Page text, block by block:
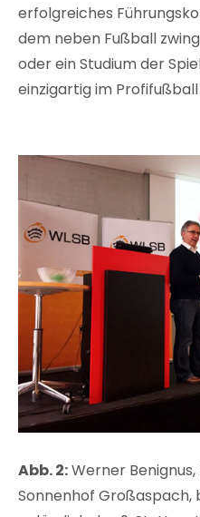
erfolgreiches
dem neben Fußball
oder ein Studium der
einzigartig im
Abb. 2:Werner
Sonnenhof Großaspach,